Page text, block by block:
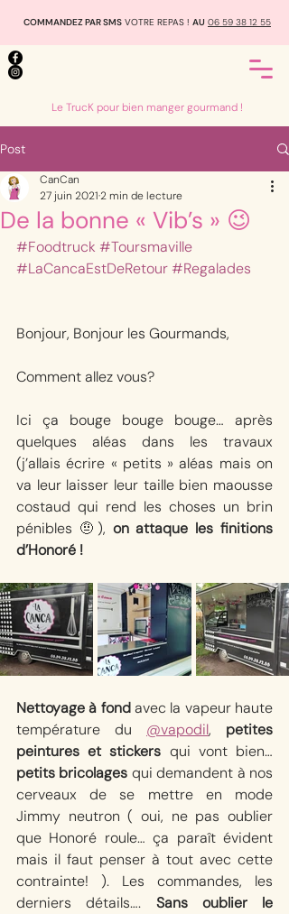
COMMANDEZ PAR SMS VOTRE REPAS ! AU 06 59 38 12 55
Le TrucK pour bien manger gourmand !
Post
De la bonne « Vib’s » 😉
CanCan
27 juin 20212 min de lecture
#Foodtruck #Toursmaville
#LaCancaEstDeRetour#Regalades
Bonjour, Bonjour les Gourmands,
Comment allez vous?
Ici ça bouge bouge bouge… après
quelques aléas dans les travaux
(j’allais écrire « petits » aléas mais on
va leur laisser leur taille bien maousse
costaud qui rend les choses un brin
pénibles 🤨), on attaque les finitions
d’Honoré !
Nettoyage à fond avec la vapeur haute
température du @vapodil, petites
peintures et stickers
petits bricolages qui demandent à nos
cerveaux de se mettre en mode
Jimmy neutron ( oui, ne pas oublier
que Honoré roule… ça paraît évident
mais il faut penser à tout avec cette
contrainte! ). Les commandes, les
derniers détails…. Sans oublier le